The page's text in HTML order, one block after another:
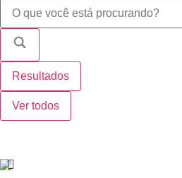
Resultados
Ver todos